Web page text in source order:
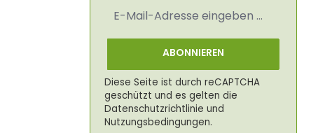
Mail-
ABONNIEREN
Diese Seite ist durch reCAPTCHA
geschützt und es gelten die
Datenschutzrichtlinie und
Nutzungsbedingungen.